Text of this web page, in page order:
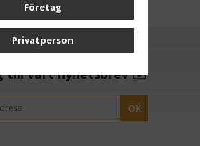
till vårt nyhetsbrev
OK
Företag
Privatperson